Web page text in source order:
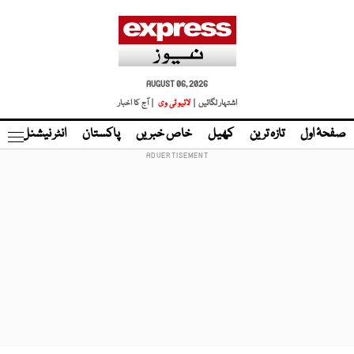
AUGUST 06, 2026
اشتہار لگائیں |
لائیو ٹی وی | آج کا اخبار
صفحۂ اول تازہ ترین کھیل خاص خبریں پاکستان انٹر نیشنل